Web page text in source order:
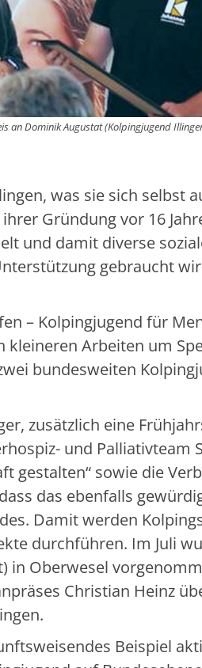
an Dominik Augustat (Kolpingjugend
was sie sich selbst
Gründung vor 16
und damit diverse
gebraucht
– Kolpingjugend für
kleineren Arbeiten um
bundesweiten
zusätzlich eine
und Palliativteam
gestalten“ sowie die
das ebenfalls
Damit werden
durchführen. Im Juli
in Oberwesel
Christian Heinz
Beispiel